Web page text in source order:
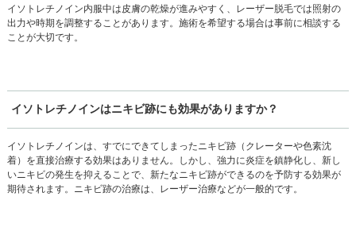
イソトレチノイン内服中は皮膚の乾燥が進みやすく、レーザー脱毛では照射の
出力や時期を調整することがあります。施術を希望する場合は事前に相談する
ことが大切です。
イソトレチノインはニキビ跡にも効果がありますか？
イソトレチノインは、すでにできてしまったニキビ跡（クレーターや色素沈
着）を直接治療する効果はありません。しかし、強力に炎症を鎮静化し、新し
いニキビの発生を抑えることで、新たなニキビ跡ができるのを予防する効果が
期待されます。ニキビ跡の治療は、レーザー治療などが一般的です。